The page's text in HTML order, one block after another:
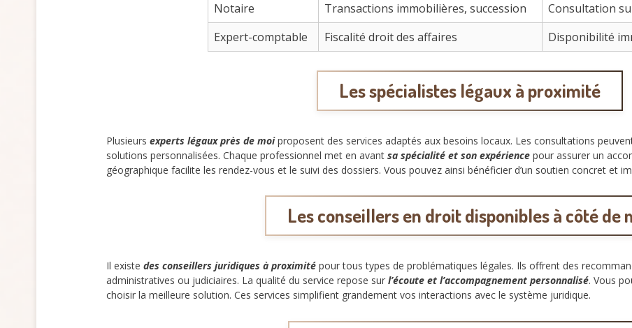
Notaire
Transactions immobilières, succession
Consultation
Expert-comptable
Fiscalité droit des affaires Disponibilité
Les spécialistes légaux à proximité
Plusieurs experts légaux près de moiproposent des services adaptés aux besoins locaux. Les consultations
solutions personnalisées. Chaque professionnel met en avant sa spécialité et son expérience pour assurer un
géographique facilite les rendez-vous et le suivi des dossiers. Vous pouvez ainsi bénéficier d’un soutien concret et
Les conseillers en droit disponibles à côté de
Il existe des conseillers juridiques à proximité pour tous types de problématiques légales. Ils offrent des
administratives ou judiciaires. La qualité du service repose sur l’écoute et l’accompagnement personnalisé. Vous
choisir la meilleure solution. Ces services simplifient grandement vos interactions avec le système juridique.